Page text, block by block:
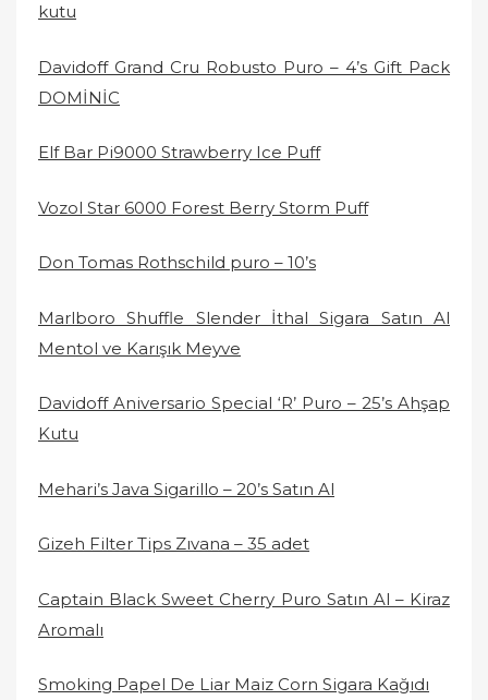
kutu
Davidoff Grand Cru Robusto Puro – 4’s Gift Pack
DOMİNİC
Elf Bar Pi9000 Strawberry Ice Puff
Vozol Star 6000 Forest Berry Storm Puff
Don Tomas Rothschild puro – 10’s
Marlboro Shuffle Slender İthal Sigara Satın Al
Mentol ve Karışık Meyve
Davidoff Aniversario Special ‘R’ Puro – 25’s Ahşap
Kutu
Mehari’s Java Sigarillo – 20’s Satın Al
Gizeh Filter Tips Zıvana – 35 adet
Captain Black Sweet Cherry Puro Satın Al – Kiraz
Aromalı
Smoking Papel De Liar Maiz Corn Sigara Kağıdı